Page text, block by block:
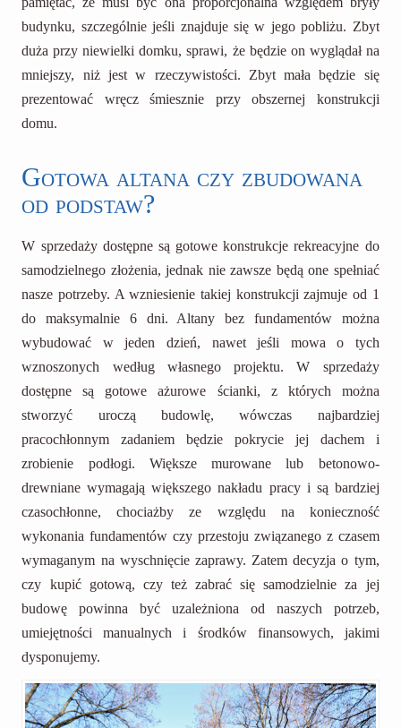
budynku, szczególnie jeśli znajduje się w jego pobliżu. Zbyt
duża przy niewielki domku, sprawi, że będzie on wyglądał na
mniejszy, niż jest w rzeczywistości. Zbyt mała będzie się
prezentować wręcz śmiesznie przy obszernej konstrukcji
domu.
Gotowa altana czy zbudowana
od podstaw?
W sprzedaży dostępne są gotowe konstrukcje rekreacyjne do
samodzielnego złożenia, jednak nie zawsze będą one spełniać
nasze potrzeby. A wzniesienie takiej konstrukcji zajmuje od 1
do maksymalnie 6 dni. Altany bez fundamentów można
wybudować w jeden dzień, nawet jeśli mowa o tych
wznoszonych według własnego projektu. W sprzedaży
dostępne są gotowe ażurowe ścianki, z których można
stworzyć uroczą budowlę, wówczas najbardziej
pracochłonnym zadaniem będzie pokrycie jej dachem i
zrobienie podłogi. Większe murowane lub betonowo-
drewniane wymagają większego nakładu pracy i są bardziej
czasochłonne, chociażby ze względu na konieczność
wykonania fundamentów czy przestoju związanego z czasem
wymaganym na wyschnięcie zaprawy. Zatem decyzja o tym,
czy kupić gotową, czy też zabrać się samodzielnie za jej
budowę powinna być uzależniona od naszych potrzeb,
umiejętności manualnych i środków finansowych, jakimi
dysponujemy.